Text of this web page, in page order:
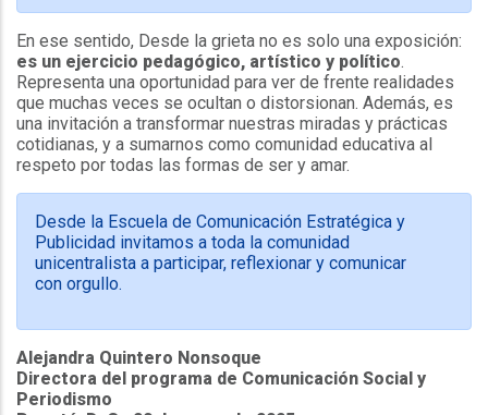
En ese sentido, Desde la grieta no es solo una exposición:
es un ejercicio pedagógico, artístico y político.
Representa una oportunidad para ver de frente realidades
que muchas veces se ocultan o distorsionan. Además, es
una invitación a transformar nuestras miradas y prácticas
cotidianas, y a sumarnos como comunidad educativa al
respeto por todas las formas de ser y amar.
Desde la Escuela de Comunicación Estratégica y
Publicidad invitamos a toda la comunidad
unicentralista a participar, reflexionar y comunicar
con orgullo.
Alejandra Quintero Nonsoque
Directora del programa de Comunicación Social y
Periodismo